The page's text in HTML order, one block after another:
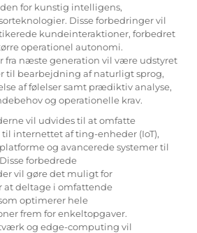
for kunstig intelligens,
Disse forbedringer vil
kundeinteraktioner, forbedret
operationel autonomi.
fra næste generation vil være udstyret
til bearbejdning af naturligt sprog,
af følelser samt prædiktiv analyse,
og operationelle krav.
vil udvides til at omfatte
internettet af ting-enheder (IoT),
og avancerede systemer til
forbedrede
vil gøre det muligt for
deltage i omfattende
optimerer hele
frem for enkeltopgaver.
og edge-computing vil